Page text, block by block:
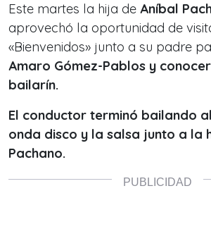
Este martes la hija de Aníbal
aprovechó la oportunidad de
«Bienvenidos» junto a su padre
Amaro Gómez-Pablos y
bailarín.
El conductor terminó bailando
onda disco y la salsa junto a la
Pachano.